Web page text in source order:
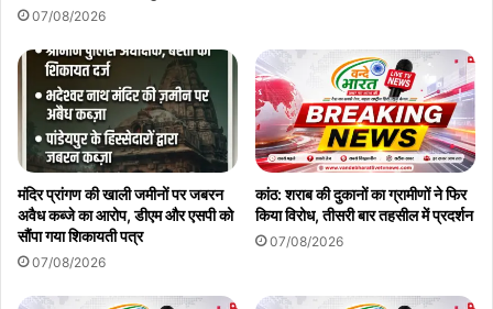
07/08/2026
मंदिर प्रांगण की खाली जमीनों पर जबरन
अवैध कब्जे का आरोप, डीएम और एसपी को
सौंपा गया शिकायती पत्र
07/08/2026
कांठ: शराब की दुकानों का ग्रामीणों ने फिर
किया विरोध, तीसरी बार तहसील में प्रदर्शन
07/08/2026